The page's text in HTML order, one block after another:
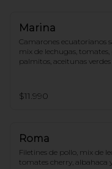
Marina
Camarones ecuatorianos
mix de lechugas, tomates,
palmitos, aceitunas verdes
$11.990
Roma
Filetines de pollo, mix de
tomates cherry, albahaca